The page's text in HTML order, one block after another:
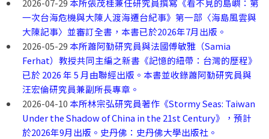
2026-07-29 本所張茂桂兼任研究員撰寫《看不見的島嶼：第
一次台海危機與大陳人渡海遷台紀事》第一部〈海島風雲與
大陳記事〉並審訂全書，本書已於2026年7月出版。
2026-05-29 本所蕭阿勤研究員與法國傅敏雅（Samia
Ferhat）教授共同主編之新書《記憶的紐帶：台灣的歷程》
已於 2026 年 5 月由聯經出版。本書並收錄蕭阿勤研究員與
汪宏倫研究員兼副所長專章。
2026-04-10 本所林宗弘研究員著作《Stormy Seas: Taiwan
Under the Shadow of China in the 21st Century》，預計
於2026年9月出版。史丹佛：史丹佛大學出版社。